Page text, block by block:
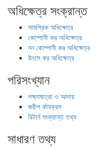
অধিক্ষেত্র সংক্রান্ত
সামগ্রিক অধিক্ষেত্র
কোম্পানী কর অধিক্ষেত্র
নন কোম্পানী কর অধিক্ষেত্র
উৎসে কর অধিক্ষেত্র
পরিসংখ্যান
লক্ষ্যমাত্রা ও আদায়
জরীপ র্কাযক্রম
রিটার্ন সংক্রান্ত তথ্য
সাধারণ তথ্য